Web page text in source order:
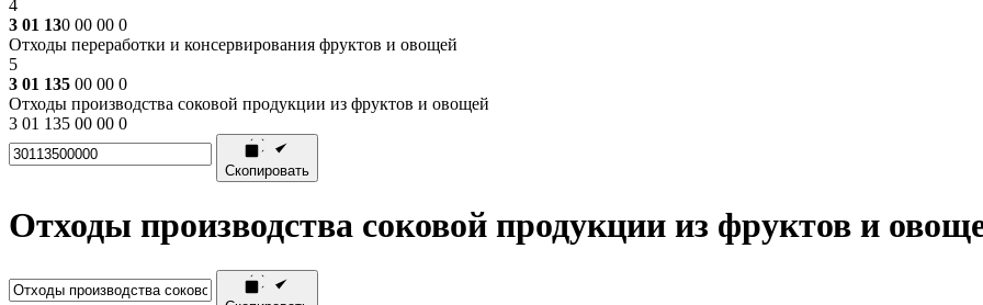
4
3 01 130 00 00 0
Отходы переработки и консервирования фруктов и овощей
5
3 01 135 00 00 0
Отходы производства соковой продукции из фруктов и овощей
3 01 135 00 00 0
Скопировать
Отходы производства соковой продукции из фруктов и